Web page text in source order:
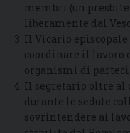
membri (un
liberamente dal
Il Vicario
coordinare il lavoro
organismi di
Il segretario oltre
durante le sedute
sovrintendere ai